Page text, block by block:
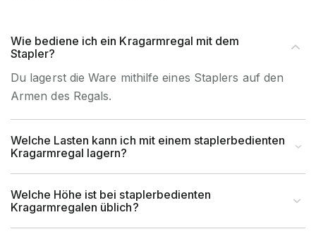
mm Abständen bestimmen.
Wo kommen staplerbediente Kragarmregale zum
Einsatz?
Staplerbediente Kragarmregale werden oft im
Baustoffhandel, in der Werkstatt, der Schreinerei, der
Sanität und im Stahlbau verwendet. Überall dort, wo
längere Produkte einlagert werden müssen.
Zubehör
Entdecke praktischesZubehörfür dein
staplerbedientes Kragarmregal, wie z.B.
Gitterrostboden,Fuß– oder
Wie bediene ich ein Kragarmregal mit dem
Stapler?
Du lagerst die Ware mithilfe eines Staplers auf den
Armen des Regals.
Welche Lasten kann ich mit einem staplerbedienten
Kragarmregal lagern?
Welche Höhe ist bei staplerbedienten
Kragarmregalen üblich?